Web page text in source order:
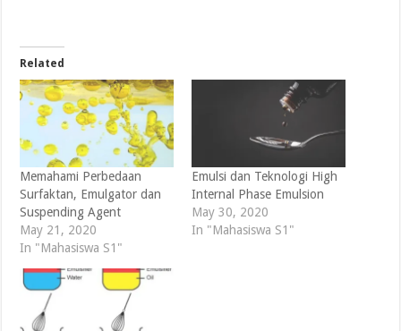
Related
Memahami Perbedaan
Surfaktan, Emulgator dan
Suspending Agent
May 21, 2020
In "Mahasiswa S1"
Emulsi dan Teknologi High
Internal Phase Emulsion
May 30, 2020
In "Mahasiswa S1"